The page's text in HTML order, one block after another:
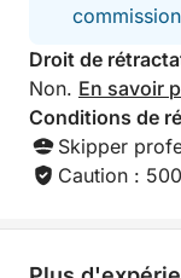
Droit de
Non. En savoir
Conditions de
Skipper
Caution :